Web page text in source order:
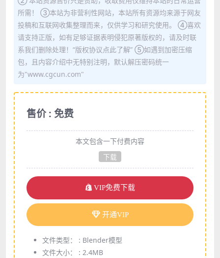
所需！ ③本站为非营利性网站，本站所有资源均来源于网友
投稿和互联网收集整理而来，仅供学习和研究使用。 ④喜欢
请支持正版，如有足够证据表明侵犯原著版权的，请及时联
系我们删除处理！“版权协议点此了解” ⑤如遇到加密压缩
包，且内容介绍中无特别注明，默认解压密码统一
为"www.cgcun.com"
售价 : 免费
本文包含一下付费内容
下载
VIP免费下载
开通VIP
文件类型： : Blender模型
文件大小： : 2.4MB